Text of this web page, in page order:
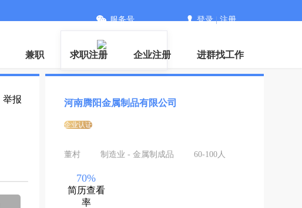
服务号 登录|注册
兼职 求职注册 企业注册 进群找工作
举报 河南腾阳金属制品有限公司
企业认证
董村 制造业 - 金属制成品 60-100人
70%
简历查看
率